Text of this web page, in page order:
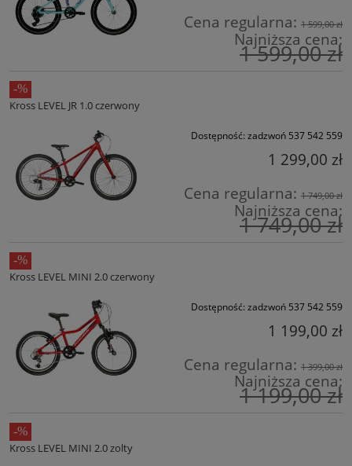
Cena regularna: 1 599,00 zł
Najniższa cena:
1 599,00 zł
Kross LEVEL JR 1.0 czerwony
Dostępność: zadzwoń 537 542 559
1 299,00 zł
Cena regularna: 1 749,00 zł
Najniższa cena:
1 749,00 zł
Kross LEVEL MINI 2.0 czerwony
Dostępność: zadzwoń 537 542 559
1 199,00 zł
Cena regularna: 1 399,00 zł
Najniższa cena:
1 199,00 zł
Kross LEVEL MINI 2.0 zolty